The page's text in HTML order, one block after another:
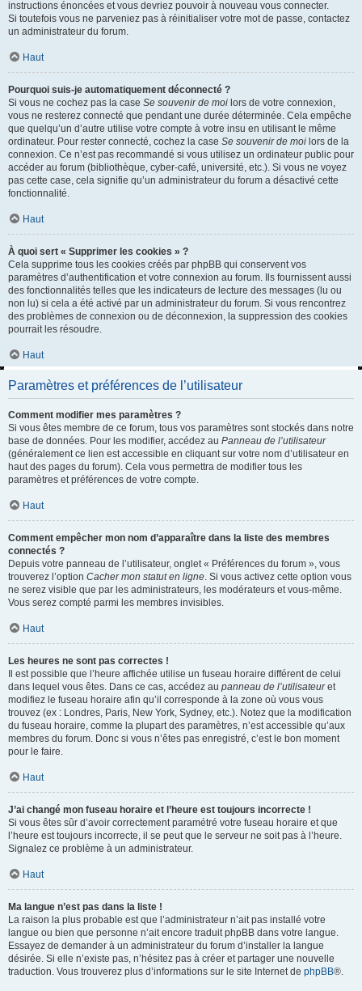
instructions énoncées et vous devriez pouvoir à nouveau vous connecter.
Si toutefois vous ne parveniez pas à réinitialiser votre mot de passe, contactez
un administrateur du forum.
Haut
Pourquoi suis-je automatiquement déconnecté ?
Si vous ne cochez pas la case Se souvenir de moi lors de votre connexion,
vous ne resterez connecté que pendant une durée déterminée. Cela empêche
que quelqu’un d’autre utilise votre compte à votre insu en utilisant le même
ordinateur. Pour rester connecté, cochez la case Se souvenir de moi lors de la
connexion. Ce n’est pas recommandé si vous utilisez un ordinateur public pour
accéder au forum (bibliothèque, cyber-café, université, etc.). Si vous ne voyez
pas cette case, cela signifie qu’un administrateur du forum a désactivé cette
fonctionnalité.
Haut
À quoi sert « Supprimer les cookies » ?
Cela supprime tous les cookies créés par phpBB qui conservent vos
paramètres d’authentification et votre connexion au forum. Ils fournissent aussi
des fonctionnalités telles que les indicateurs de lecture des messages (lu ou
non lu) si cela a été activé par un administrateur du forum. Si vous rencontrez
des problèmes de connexion ou de déconnexion, la suppression des cookies
pourrait les résoudre.
Haut
Paramètres et préférences de l’utilisateur
Comment modifier mes paramètres ?
Si vous êtes membre de ce forum, tous vos paramètres sont stockés dans notre
base de données. Pour les modifier, accédez au Panneau de l’utilisateur
(généralement ce lien est accessible en cliquant sur votre nom d’utilisateur en
haut des pages du forum). Cela vous permettra de modifier tous les
paramètres et préférences de votre compte.
Haut
Comment empêcher mon nom d’apparaître dans la liste des membres
connectés ?
Depuis votre panneau de l’utilisateur, onglet « Préférences du forum », vous
trouverez l’option Cacher mon statut en ligne. Si vous activez cette option vous
ne serez visible que par les administrateurs, les modérateurs et vous-même.
Vous serez compté parmi les membres invisibles.
Haut
Les heures ne sont pas correctes !
Il est possible que l’heure affichée utilise un fuseau horaire différent de celui
dans lequel vous êtes. Dans ce cas, accédez au panneau de l’utilisateuret
modifiez le fuseau horaire afin qu’il corresponde à la zone où vous vous
trouvez (ex : Londres, Paris, New York, Sydney, etc.). Notez que la modification
du fuseau horaire, comme la plupart des paramètres, n’est accessible qu’aux
membres du forum. Donc si vous n’êtes pas enregistré, c’est le bon moment
pour le faire.
Haut
J’ai changé mon fuseau horaire et l’heure est toujours incorrecte !
Si vous êtes sûr d’avoir correctement paramétré votre fuseau horaire et que
l’heure est toujours incorrecte, il se peut que le serveur ne soit pas à l’heure.
Signalez ce problème à un administrateur.
Haut
Ma langue n’est pas dans la liste !
La raison la plus probable est que l’administrateur n’ait pas installé votre
langue ou bien que personne n’ait encore traduit phpBB dans votre langue.
Essayez de demander à un administrateur du forum d’installer la langue
désirée. Si elle n’existe pas, n’hésitez pas à créer et partager une nouvelle
traduction. Vous trouverez plus d’informations sur le site Internet de phpBB®.